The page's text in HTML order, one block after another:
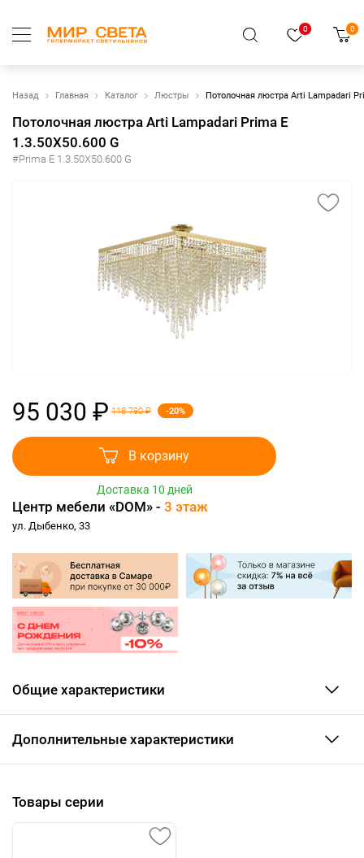
0 0
Назад Главная Каталог Люстры Потолочная люстра Arti Lampadari
Потолочная люстра Arti Lampadari Prima E
1.3.50X50.600 G
#Prima E 1.3.50X50.600 G
95 030 ₽ 118 790 ₽ -20%
В корзину
Доставка 10 дней
Центр мебели «DOM» - 3 этаж
ул. Дыбенко, 33
Общие характеристики
Дополнительные характеристики
Товары серии